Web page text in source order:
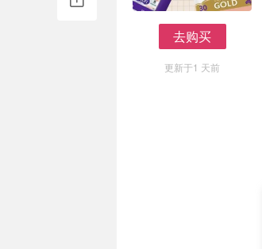
去购买
更新于1 天前